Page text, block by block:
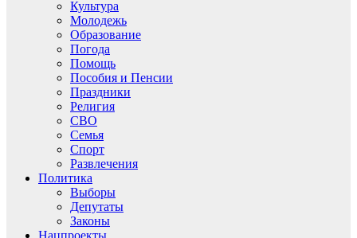
Культура
Молодежь
Образование
Погода
Помощь
Пособия и Пенсии
Праздники
Религия
СВО
Семья
Спорт
Развлечения
Политика
Выборы
Депутаты
Законы
Нацпроекты